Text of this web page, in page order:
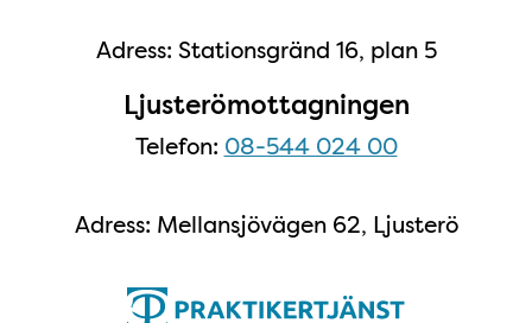
Adress: Stationsgränd 16, plan 5
Ljusterömottagningen
Telefon: 08-544 024 00
Adress: Mellansjövägen 62, Ljusterö